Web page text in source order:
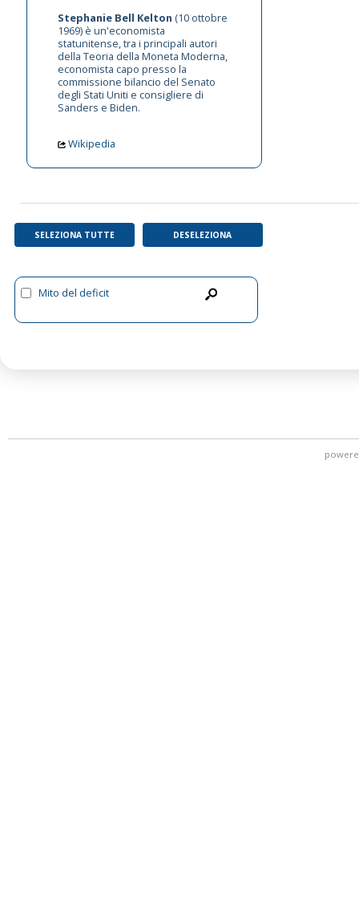
Stephanie Bell Kelton (10 ottobre
1969) è un'economista
statunitense, tra i principali autori
della Teoria della Moneta Moderna,
economista capo presso la
commissione bilancio del Senato
degli Stati Uniti e consigliere di
Sanders e Biden.
Wikipedia
SELEZIONA TUTTE DESELEZIONA
Mito del deficit